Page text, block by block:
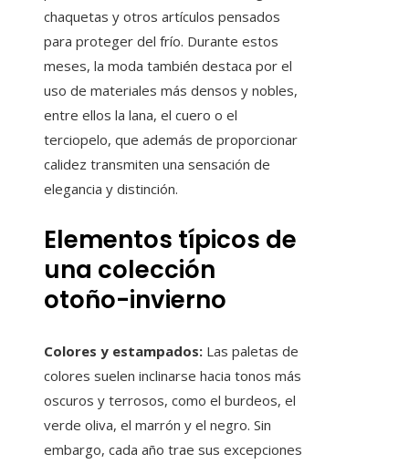
chaquetas y otros artículos pensados
para proteger del frío. Durante estos
meses, la moda también destaca por el
uso de materiales más densos y nobles,
entre ellos la lana, el cuero o el
terciopelo, que además de proporcionar
calidez transmiten una sensación de
elegancia y distinción.
Elementos típicos de
una colección
otoño-invierno
Colores y estampados: Las paletas de
colores suelen inclinarse hacia tonos más
oscuros y terrosos, como el burdeos, el
verde oliva, el marrón y el negro. Sin
embargo, cada año trae sus excepciones